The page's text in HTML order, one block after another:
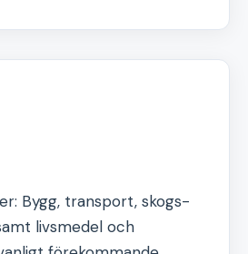
Bygg, transport, skogs-
livsmedel och